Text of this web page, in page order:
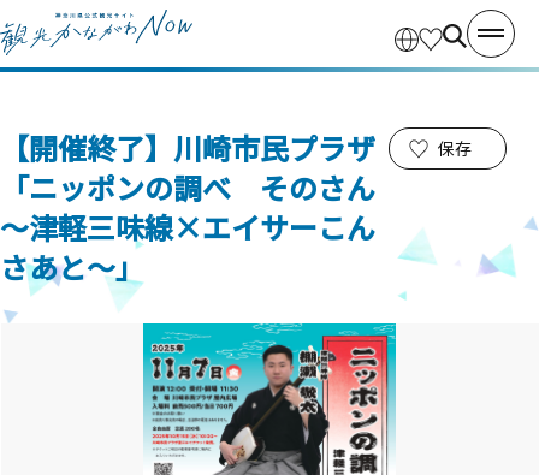
【開催終了】川崎市民プラザ
「ニッポンの調べ そのさん
～津軽三味線×エイサーこん
さあと～」
保存